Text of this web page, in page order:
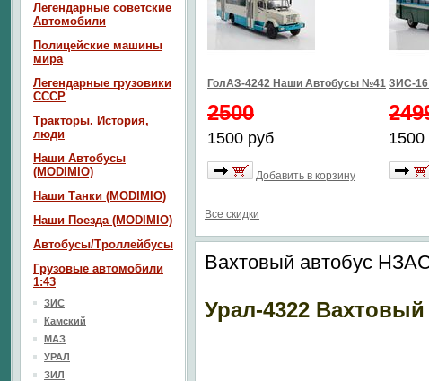
ГолАЗ-4242 Наши Автобусы №41
2500
1500 руб
Добавить в корзину
ЗИС-
1500
Все скидки
Вахтовый автобус
Урал-4322
Легендарные советские
Автомобили
Полицейские машины
мира
Легендарные грузовики
СССР
Тракторы. История,
люди
Наши Автобусы
(MODIMIO)
Наши Танки (MODIMIO)
Наши Поезда (MODIMIO)
Автобусы/Троллейбусы
Грузовые автомобили
1:43
ЗИС
Камский
МАЗ
УРАЛ
ЗИЛ